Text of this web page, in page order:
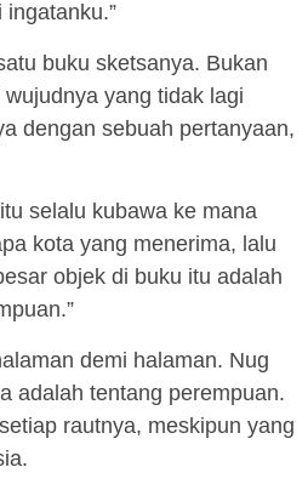
buku sketsanya. Bukan
yang tidak lagi
dengan sebuah pertanyaan,
selalu kubawa ke mana
kota yang menerima, lalu
objek di buku itu adalah
demi halaman. Nug
adalah tentang perempuan.
rautnya, meskipun yang